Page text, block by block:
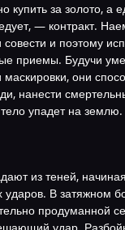
купить за золото, а
— контракт.
и поэтому
приемы. Будучи
они
нанести
упадет на землю.
из теней,
ударов. В затяжном
продуманной